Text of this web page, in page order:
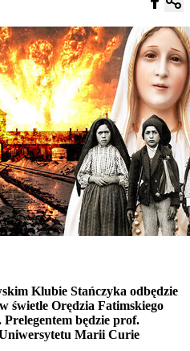
Klubie Stańczyka odbędzie
świetle Orędzia Fatimskiego
Prelegentem będzie prof.
Marii Curie